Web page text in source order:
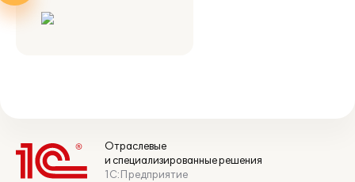
Отраслевые
и специализированные решения
1С:Предприятие